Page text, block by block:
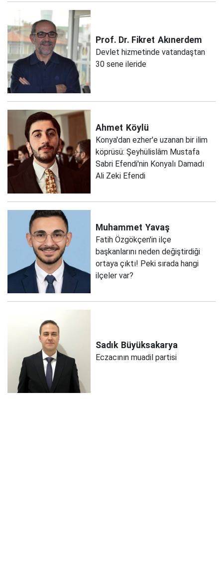
Prof. Dr. Fikret Akınerdem
Devlet hizmetinde vatandaştan
30 sene ileride
Ahmet Köylü
Konya'dan ezher'e uzanan bir ilim
köprüsü: Şeyhülislâm Mustafa
Sabri Efendi'nin Konyalı Damadı
Ali Zeki Efendi
Muhammet Yavaş
Fatih Özgökçen'in ilçe
başkanlarını neden değiştirdiği
ortaya çıktı! Peki sırada hangi
ilçeler var?
Sadık Büyüksakarya
Eczacının muadil partisi